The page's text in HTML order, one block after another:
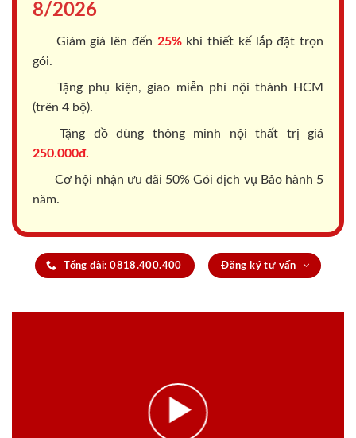
8/2026
Giảm giá lên đến 25%khi thiết kế lắp đặt trọn
gói.
Tặng phụ kiện, giao miễn phí nội thành HCM
(trên 4 bộ).
Tặng đồ dùng thông minh nội thất trị giá
250.000đ.
Cơ hội nhận ưu đãi 50% Gói dịch vụ Bảo hành 5
năm.
Tổng đài: 0818.400.400 Đăng ký tư vấn